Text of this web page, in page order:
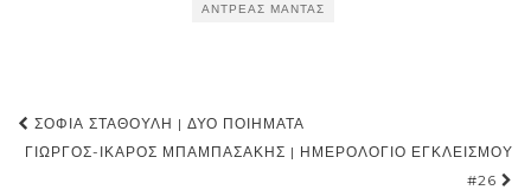
ΑΝΤΡΈΑΣ ΜΑΝΤΆΣ
Post
navigation
ΣΟΦΊΑ ΣΤΑΘΟΎΛΗ | ΔΎΟ ΠΟΙΉΜΑΤΑ
ΓΙΏΡΓΟΣ-ΊΚΑΡΟΣ ΜΠΑΜΠΑΣΆΚΗΣ | ΗΜΕΡΟΛΌΓΙΟ ΕΓΚΛΕΙΣΜΟΎ
#26